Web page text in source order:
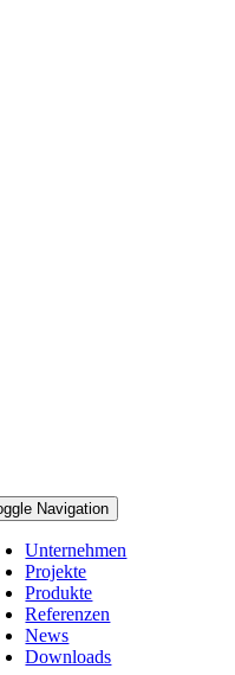
Navigation
Unternehmen
Projekte
Produkte
Referenzen
News
Downloads